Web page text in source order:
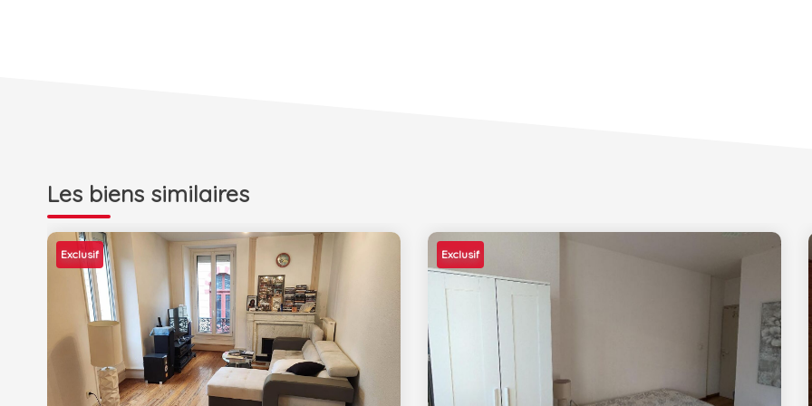
Les biens similaires
Exclusif Exclusif